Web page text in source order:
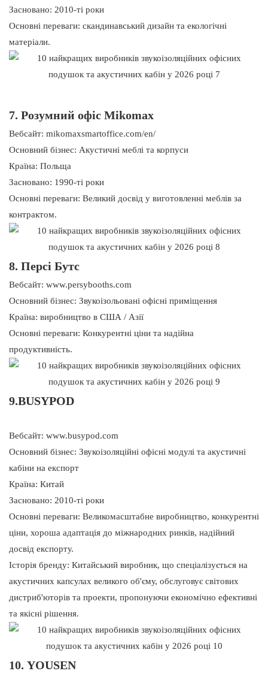
Засновано: 2010-ті роки
Основні переваги: ​​скандинавський дизайн та екологічні
матеріали.
7. Розумний офіс Mikomax
Вебсайт: mikomaxsmartoffice.com/en/
Основний бізнес: Акустичні меблі та корпуси
Країна: Польща
Засновано: 1990-ті роки
Основні переваги: ​​Великий досвід у виготовленні меблів за
контрактом.
8. Персі Бутс
Вебсайт: www.persybooths.com
Основний бізнес: Звукоізольовані офісні приміщення
Країна: виробництво в США / Азії
Основні переваги: ​​Конкурентні ціни та надійна
продуктивність.
9.BUSYPOD
Вебсайт: www.busypod.com
Основний бізнес: Звукоізоляційні офісні модулі та акустичні
кабіни на експорт
Країна: Китай
Засновано: 2010-ті роки
Основні переваги: ​​Великомасштабне виробництво, конкурентні
ціни, хороша адаптація до міжнародних ринків, надійний
досвід експорту.
Історія бренду: Китайський виробник, що спеціалізується на
акустичних капсулах великого об'єму, обслуговує світових
дистриб'юторів та проекти, пропонуючи економічно ефективні
та якісні рішення.
10. YOUSEN